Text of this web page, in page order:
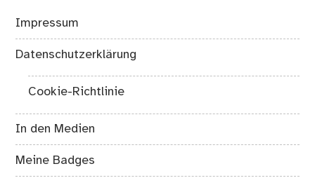
Impressum
Datenschutzerklärung
Cookie-Richtlinie
In den Medien
Meine Badges